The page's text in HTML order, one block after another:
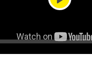
Play
Seek